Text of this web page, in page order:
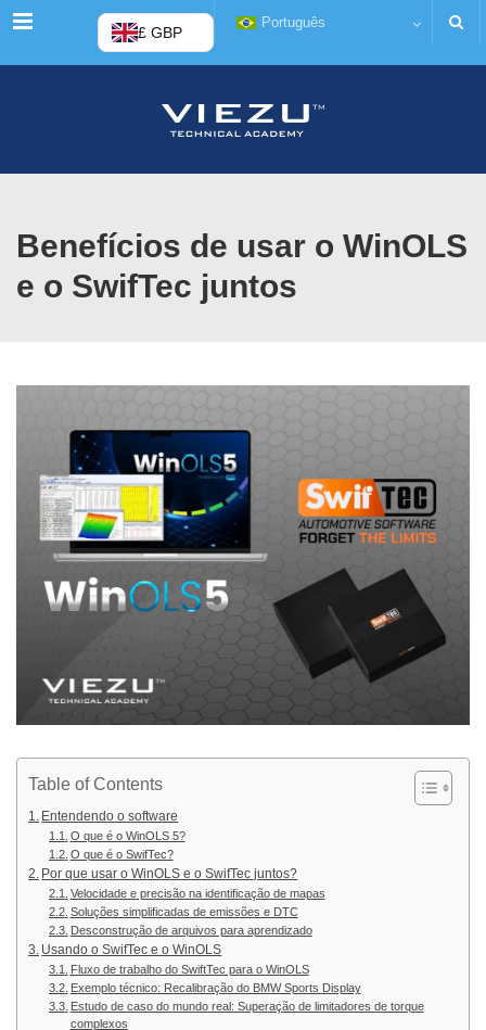
Menu £ GBP
Português
Benefícios de usar o WinOLS
e o SwifTec juntos
Table of Contents
Entendendo o software
O que é o WinOLS 5?
O que é o SwifTec?
Por que usar o WinOLS e o SwifTec juntos?
Velocidade e precisão na identificação de mapas
Soluções simplificadas de emissões e DTC
Desconstrução de arquivos para aprendizado
Usando o SwifTec e o WinOLS
Fluxo de trabalho do SwiftTec para o WinOLS
Exemplo técnico: Recalibração do BMW Sports Display
Estudo de caso do mundo real: Superação de limitadores de torque
complexos